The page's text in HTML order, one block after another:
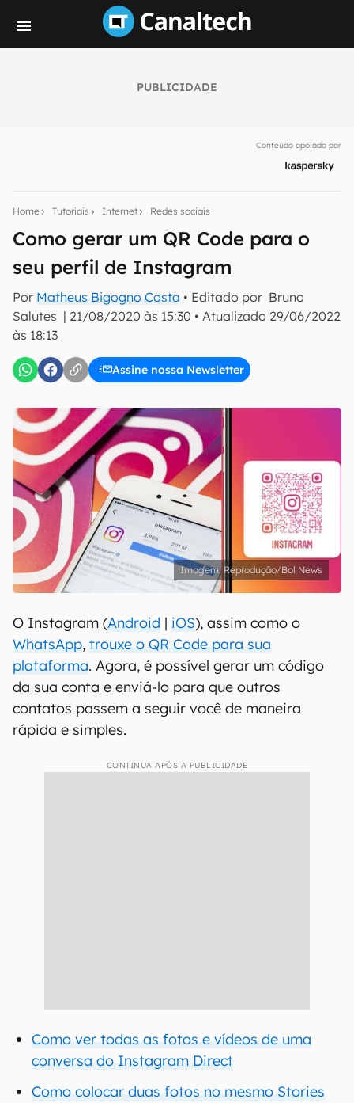
PUBLICIDADE
Conteúdo apoiado por
Home Tutoriais Internet Redes sociais
Como gerar um QR Code para o
seu perfil de Instagram
Por Matheus Bigogno Costa • Editado por Bruno
Salutes | 21/08/2020 às 15:30 • Atualizado 29/06/2022
às 18:13
Assine nossa Newsletter
notícias e reviews sobre tecnologia em primeira
inscreva-se
Confirmo que li, aceito e concordo com os Termos de
Uso e Política de Privacidade do Canaltech.
Reprodução/Bol News
O Instagram (Android | iOS), assim como o
WhatsApp, trouxe o QR Code para sua
plataforma. Agora, é possível gerar um código
da sua conta e enviá-lo para que outros
contatos passem a seguir você de maneira
rápida e simples.
CONTINUA APÓS A PUBLICIDADE
Como ver todas as fotos e vídeos de uma
conversa do Instagram Direct
Como colocar duas fotos no mesmo Stories